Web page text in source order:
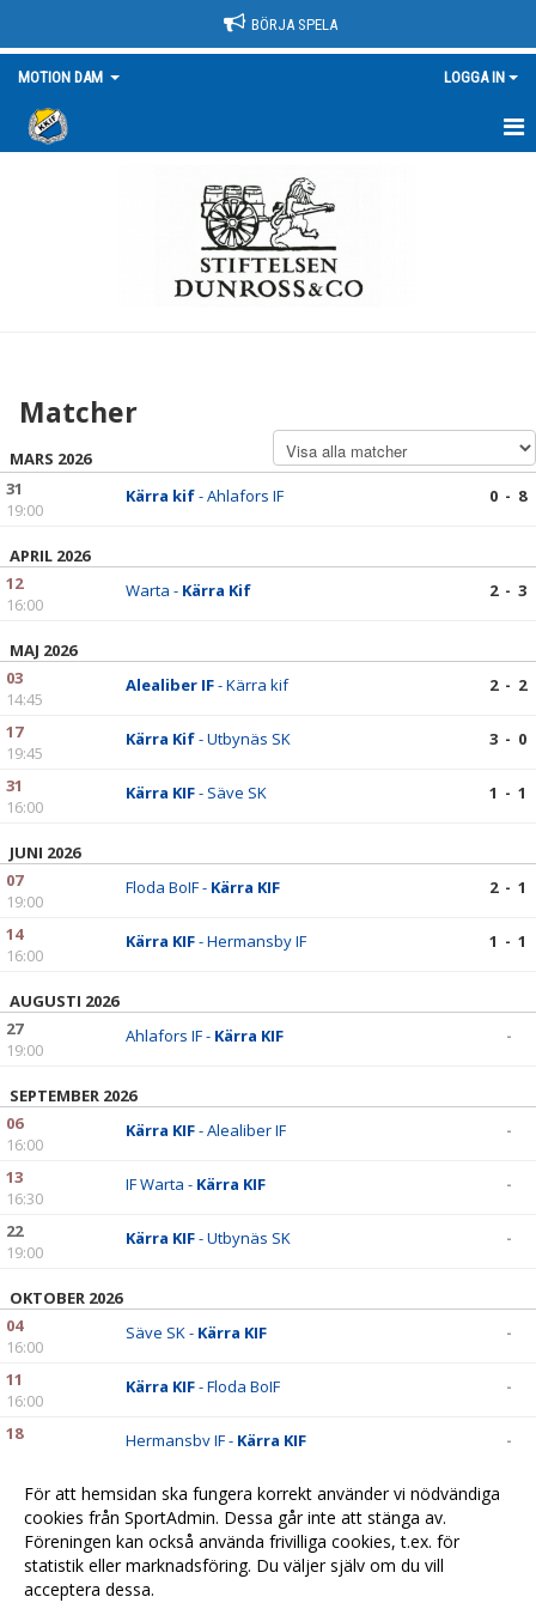
BÖRJA SPELA
MOTION DAM LOGGA IN
DOKUMENT
Matcher
MARS 2026
31
19:00
Kärra kif- Ahlafors IF 0 - 8
APRIL 2026
12
16:00
Warta - Kärra Kif 2 - 3
MAJ 2026
03
14:45
Alealiber IF- Kärra kif 2 - 2
17
19:45
Kärra Kif- Utbynäs SK 3 - 0
31
16:00
Kärra KIF- Säve SK 1 - 1
JUNI 2026
07
19:00
Floda BoIF - Kärra KIF 2 - 1
14
16:00
Kärra KIF- Hermansby IF 1 - 1
AUGUSTI 2026
27
19:00
Ahlafors IF - Kärra KIF -
SEPTEMBER 2026
06
16:00
Kärra KIF- Alealiber IF -
13
16:30
IF Warta - Kärra KIF -
22
19:00
Kärra KIF- Utbynäs SK -
OKTOBER 2026
04
16:00
Säve SK - Kärra KIF -
11
16:00
Kärra KIF- Floda BoIF -
18
Hermansby IF - Kärra KIF -
För att hemsidan ska fungera korrekt använder vi nödvändiga
cookies från SportAdmin. Dessa går inte att stänga av.
Föreningen kan också använda frivilliga cookies, t.ex. för
statistik eller marknadsföring. Du väljer själv om du vill
acceptera dessa.